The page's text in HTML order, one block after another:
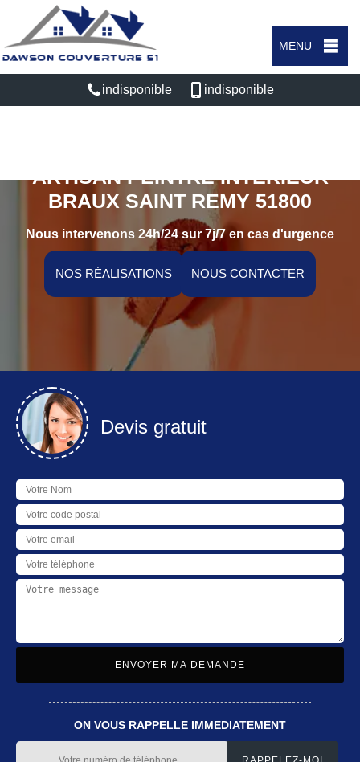
MENU
indisponible indisponible
ARTISAN PEINTRE INTÉRIEUR
BRAUX SAINT REMY 51800
Nous intervenons 24h/24 sur 7j/7 en cas d'urgence
NOS RÉALISATIONS NOUS CONTACTER
Devis gratuit
ON VOUS RAPPELLE IMMEDIATEMENT